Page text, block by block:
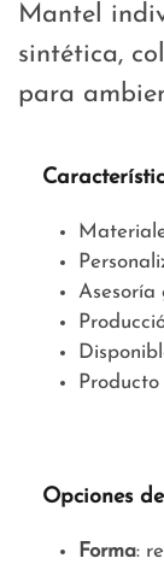
Mantel
sintética,
para
Asesoría
Opciones
Forma: